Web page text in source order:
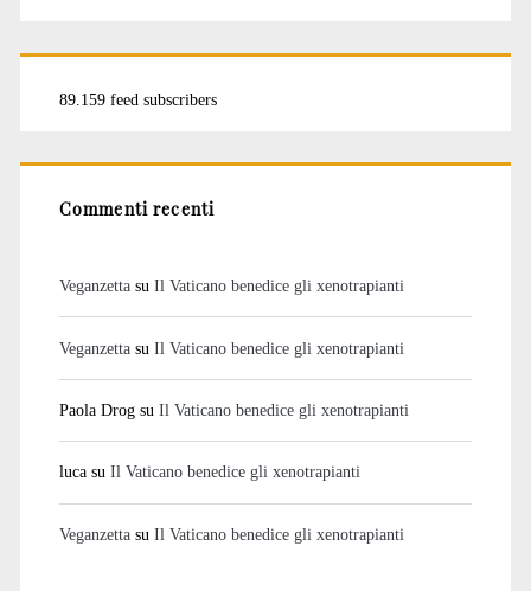
89.159 feed subscribers
Commenti recenti
Veganzettasu Il Vaticano benedice gli xenotrapianti
Veganzettasu Il Vaticano benedice gli xenotrapianti
Paola Drogsu Il Vaticano benedice gli xenotrapianti
lucasu Il Vaticano benedice gli xenotrapianti
Veganzettasu Il Vaticano benedice gli xenotrapianti